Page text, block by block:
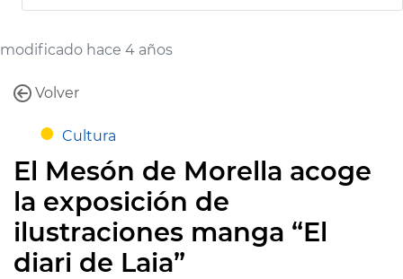
modificado hace 4 años
Volver
Cultura
El Mesón de Morella acoge
la exposición de
ilustraciones manga “El
diari de Laia”